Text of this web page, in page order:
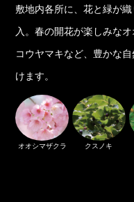
敷地内各所に、花と緑が
入。春の開花が楽しみな
コウヤマキなど、豊かな
けます。
オオシマザクラ クスノキ